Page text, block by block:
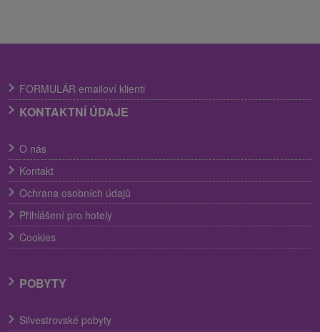
FORMULÁR emailoví klienti
KONTAKTNÍ ÚDAJE
O nás
Kontakt
Ochrana osobních údajů
Přihlášení pro hotely
Cookies
POBYTY
Silvestrovské pobyty